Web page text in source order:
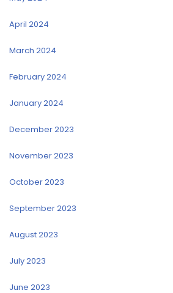
April 2024
March 2024
February 2024
January 2024
December 2023
November 2023
October 2023
September 2023
August 2023
July 2023
June 2023